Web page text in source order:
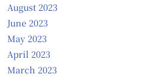
August 2023
June 2023
May 2023
April 2023
March 2023